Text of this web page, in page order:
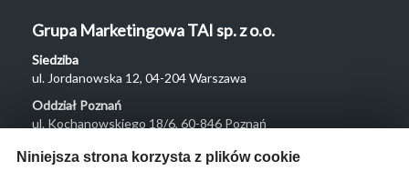
Grupa Marketingowa TAI sp. z o.o.
Siedziba
ul. Jordanowska 12, 04-204 Warszawa
Oddział Poznań
ul. Kochanowskiego 18/6, 60-846 Poznań
Menu
Niniejsza strona korzysta z plików cookie